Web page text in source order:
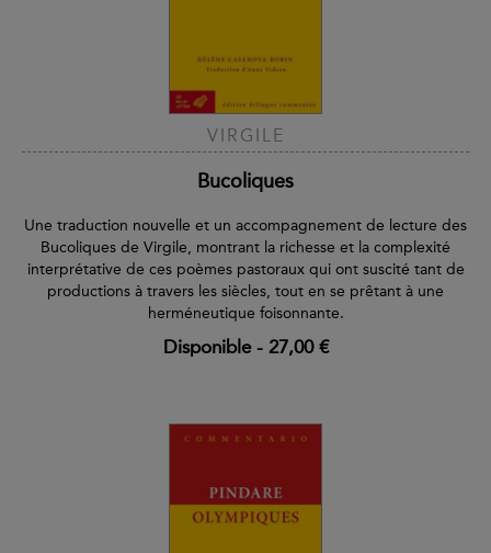
VIRGILE
Bucoliques
Une traduction nouvelle et un accompagnement de lecture des
Bucoliques de Virgile, montrant la richesse et la complexité
interprétative de ces poèmes pastoraux qui ont suscité tant de
productions à travers les siècles, tout en se prêtant à une
herméneutique foisonnante.
Disponible- 27,00 €